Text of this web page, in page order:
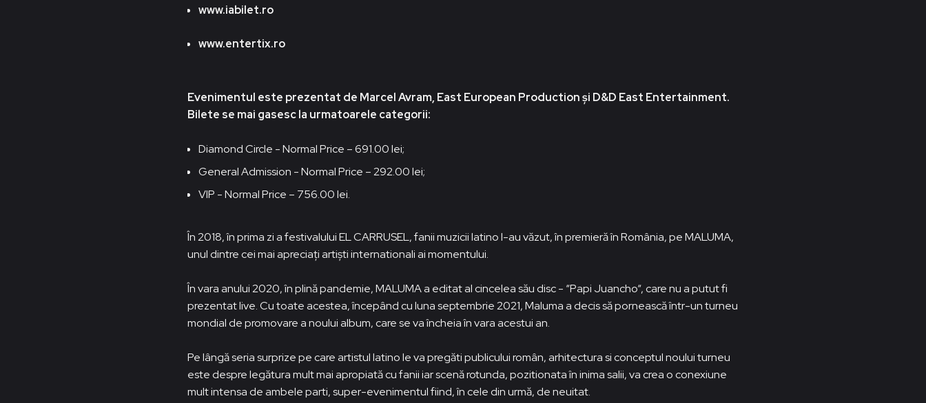
www.iabilet.ro
www.entertix.ro
Evenimentul este prezentat de Marcel Avram, East European Production și D&D East Entertainment.
Bilete se mai gasesc la urmatoarele categorii:
Diamond Circle - Normal Price – 691.00 lei;
General Admission - Normal Price – 292.00 lei;
VIP - Normal Price – 756.00 lei.
În 2018, în prima zi a festivalului EL CARRUSEL, fanii muzicii latino l-au văzut, în premieră în România, pe MALUMA,
unul dintre cei mai apreciați artiști internationali ai momentului.
În vara anului 2020, în plină pandemie, MALUMA a editat al cincelea său disc - “Papi Juancho“, care nu a putut fi
prezentat live. Cu toate acestea, începând cu luna septembrie 2021, Maluma a decis să pornească într-un turneu
mondial de promovare a noului album, care se va încheia în vara acestui an.
Pe lângă seria surprize pe care artistul latino le va pregăti publicului român, arhitectura si conceptul noului turneu
este despre legătura mult mai apropiată cu fanii iar scenă rotunda, pozitionata în inima salii, va crea o conexiune
mult intensa de ambele parti, super-evenimentul fiind, în cele din urmă, de neuitat.